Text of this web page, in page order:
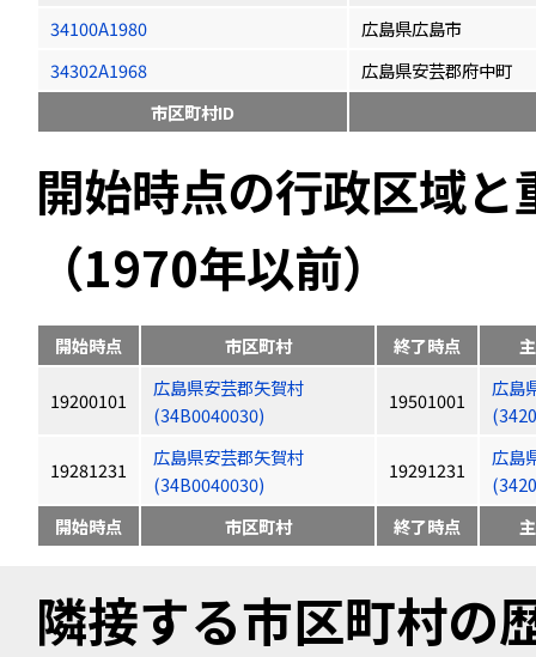
34100A1980
広島県広島市
34302A1968
広島県安芸郡府中町
市区町村ID
開始時点の行政区域
（1970年以前）
開始時点 市区町村 終了時点
19200101
広島県安芸郡矢賀村
(34B0040030)
19501001
広島
19281231
広島県安芸郡矢賀村
(34B0040030)
19291231
広島
開始時点
市区町村 終了時点
隣接する市区町村の